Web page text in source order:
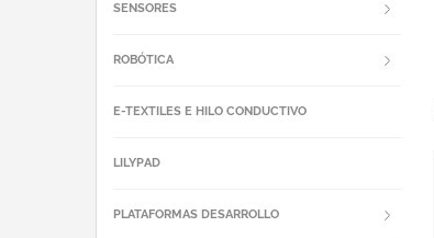
SENSORES
ROBÓTICA
E-TEXTILES E HILO CONDUCTIVO
LILYPAD
PLATAFORMAS DESARROLLO